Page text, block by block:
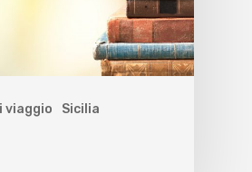
viaggio Sicilia